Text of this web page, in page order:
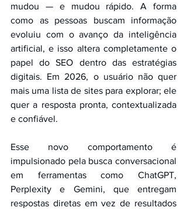
mudou — e mudou rápido. A forma
como as pessoas buscam informação
evoluiu com o avanço da inteligência
artificial, e isso altera completamente o
papel do SEO dentro das estratégias
digitais. Em 2026, o usuário não quer
mais uma lista de sites para explorar; ele
quer a resposta pronta, contextualizada
e confiável.
Esse novo comportamento é
impulsionado pela busca conversacional
em ferramentas como ChatGPT,
Perplexity e Gemini, que entregam
respostas diretas em vez de resultados